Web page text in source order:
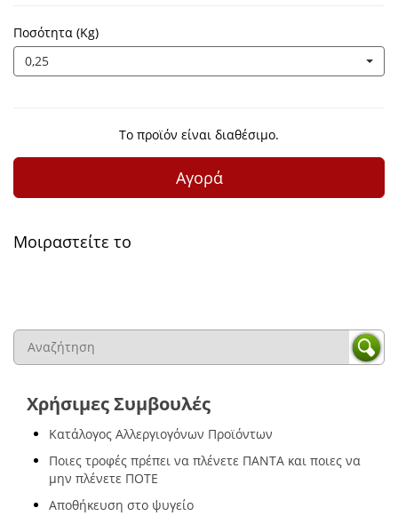
Ποσότητα (Kg)
0,25
Το προϊόν είναι διαθέσιμο.
Αγορά
Μοιραστείτε το
Χρήσιμες Συμβουλές
Κατάλογος Αλλεργιογόνων Προϊόντων
Ποιες τροφές πρέπει να πλένετε ΠΑΝΤΑ και ποιες να
μην πλένετε ΠΟΤΕ
Αποθήκευση στο ψυγείο